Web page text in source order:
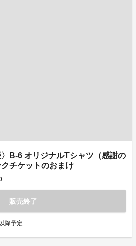
〉B-6 オリジナルTシャツ（感謝の
チケットのおまけ
販売終了
降予定